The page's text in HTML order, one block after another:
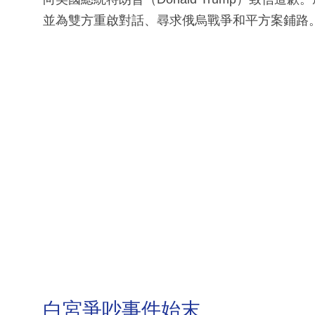
並為雙方重啟對話、尋求俄烏戰爭和平方案鋪路
白宮爭吵事件始末